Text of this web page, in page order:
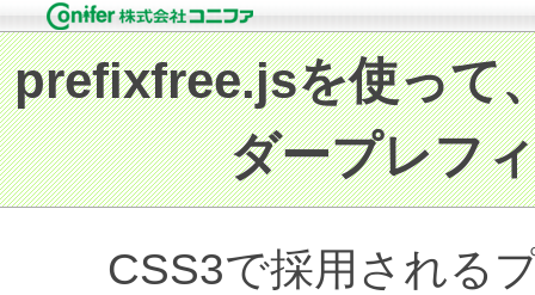
CSS3で採用される